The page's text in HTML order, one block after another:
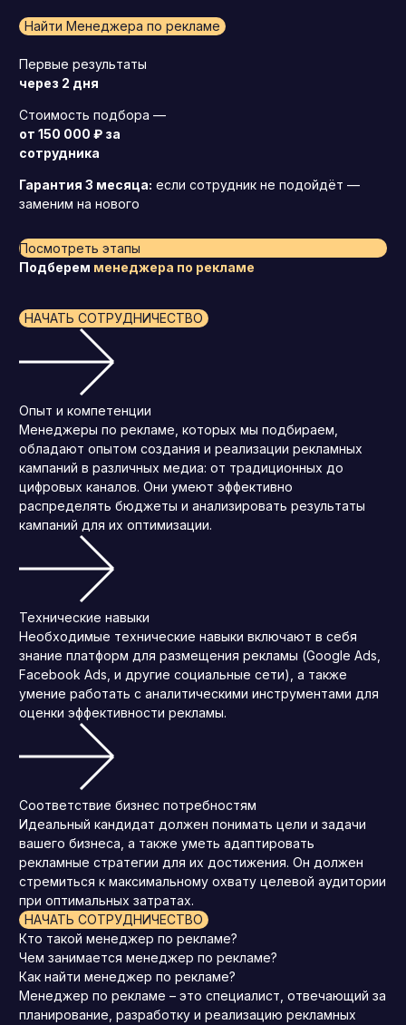
Найти Менеджера по рекламе
Первые результаты
через 2 дня
Стоимость подбора —
от 150 000 ₽ за
сотрудника
Гарантия 3 месяца: если сотрудник не подойдёт —
заменим на нового
Посмотреть этапы
Подберем менеджера по рекламе
НАЧАТЬ СОТРУДНИЧЕСТВО
Опыт и компетенции
Менеджеры по рекламе, которых мы подбираем,
обладают опытом создания и реализации рекламных
кампаний в различных медиа: от традиционных до
цифровых каналов. Они умеют эффективно
распределять бюджеты и анализировать результаты
кампаний для их оптимизации.
Технические навыки
Необходимые технические навыки включают в себя
знание платформ для размещения рекламы (Google Ads,
Facebook Ads, и другие социальные сети), а также
умение работать с аналитическими инструментами для
оценки эффективности рекламы.
Соответствие бизнес потребностям
Идеальный кандидат должен понимать цели и задачи
вашего бизнеса, а также уметь адаптировать
рекламные стратегии для их достижения. Он должен
стремиться к максимальному охвату целевой аудитории
при оптимальных затратах.
НАЧАТЬ СОТРУДНИЧЕСТВО
Кто такой менеджер по рекламе?
Чем занимается менеджер по рекламе?
Как найти менеджер по рекламе?
Менеджер по рекламе – это специалист, отвечающий за
планирование, разработку и реализацию рекламных